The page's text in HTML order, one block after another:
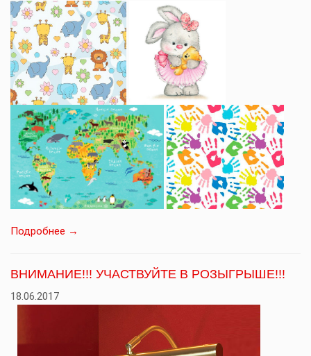
Подробнее →
ВНИМАНИЕ!!! УЧАСТВУЙТЕ В РОЗЫГРЫШЕ!!!
18.06.2017